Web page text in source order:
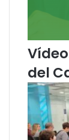
à
a
2
0
1
7
del